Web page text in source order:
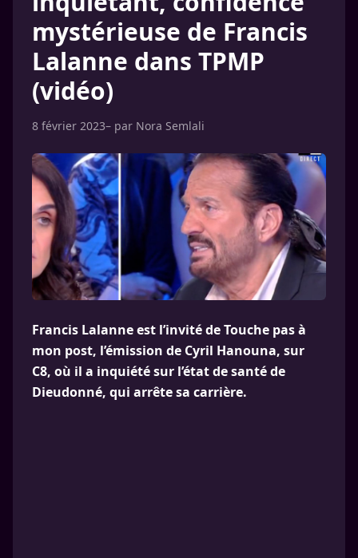
mystérieuse de Francis
Lalanne dans TPMP
(vidéo)
8 février 2023– par Nora Semlali
Francis Lalanne est l’invité de Touche pas à
mon post, l’émission de Cyril Hanouna, sur
C8, où il a inquiété sur l’état de santé de
Dieudonné, qui arrête sa carrière.